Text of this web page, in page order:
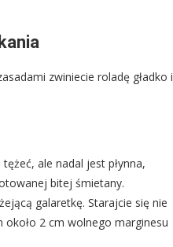
zwiniecie roladę gładko i
ale nadal jest płynna,
bitej śmietany.
galaretkę. Starajcie się nie
około 2 cm wolnego marginesu